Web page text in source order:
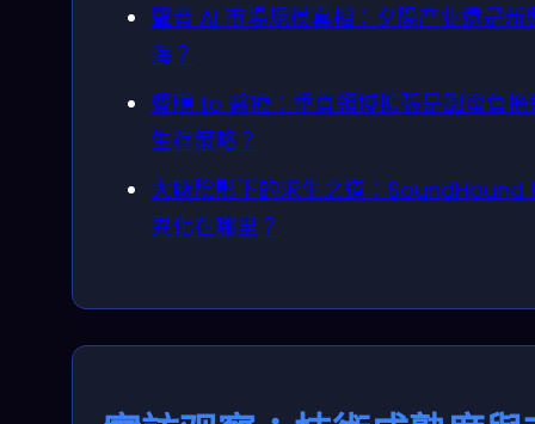
聲音 AI 市場規模真相：夕陽产业還是新
海？
餐廳 to 醫療：垂直領域擴張是甜蜜負擔
生存策略？
大廠陰影下的求生之道：SoundHound
異化在哪里？